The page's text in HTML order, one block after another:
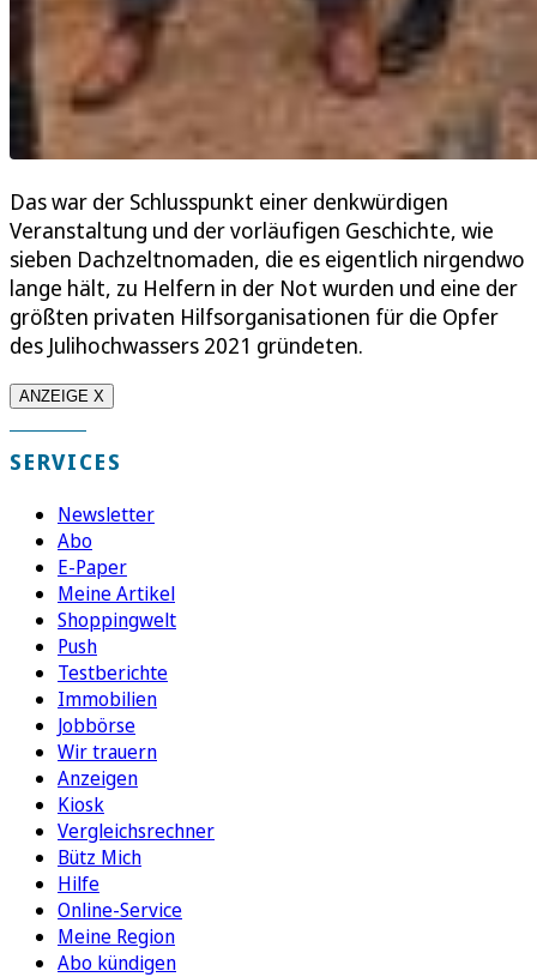
Das war der Schlusspunkt einer denkwürdigen
Veranstaltung und der vorläufigen Geschichte, wie
sieben Dachzeltnomaden, die es eigentlich nirgendwo
lange hält, zu Helfern in der Not wurden und eine der
größten privaten Hilfsorganisationen für die Opfer
des Julihochwassers 2021 gründeten.
ANZEIGE X
SERVICES
Newsletter
Abo
E-Paper
Meine Artikel
Shoppingwelt
Push
Testberichte
Immobilien
Jobbörse
Wir trauern
Anzeigen
Kiosk
Vergleichsrechner
Bütz Mich
Hilfe
Online-Service
Meine Region
Abo kündigen